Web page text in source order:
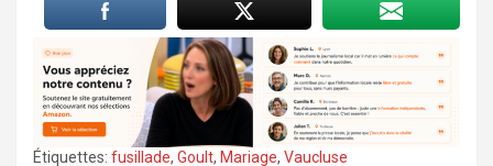
Étiquettes: fusillade, Goult, Mariage, Vaucluse